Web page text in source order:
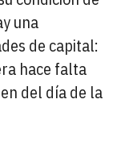
una
de capital:
hace falta
del día de la